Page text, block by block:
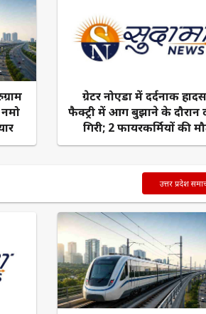
ग्रेटर नोएडा में दर्दनाक
फैक्ट्री में आग बुझाने के दौरान
गिरी; 2 फायरकर्मियों की
उत्तर प्रदेश